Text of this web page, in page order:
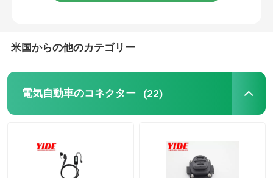
米国からの他のカテゴリー
電気自動車のコネクター (22)